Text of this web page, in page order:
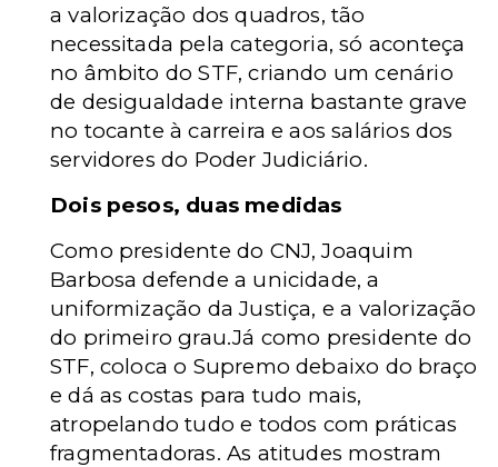
a valorização dos quadros, tão
necessitada pela categoria, só aconteça
no âmbito do STF, criando um cenário
de desigualdade interna bastante grave
no tocante à carreira e aos salários dos
servidores do Poder Judiciário.
Dois pesos, duas medidas
Como presidente do CNJ, Joaquim
Barbosa defende a unicidade, a
uniformização da Justiça, e a valorização
do primeiro grau.Já como presidente do
STF, coloca o Supremo debaixo do braço
e dá as costas para tudo mais,
atropelando tudo e todos com práticas
fragmentadoras. As atitudes mostram